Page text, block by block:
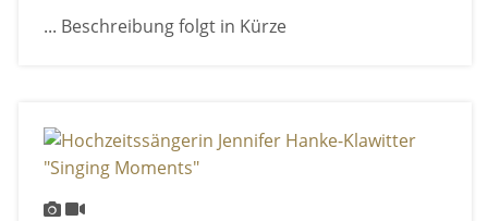
... Beschreibung folgt in Kürze